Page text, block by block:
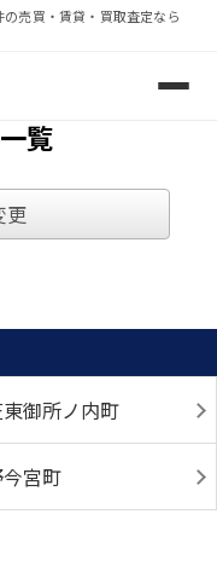
売買・賃貸・買取査定なら
建て・収益物件の売
覧
更
御所ノ内町
宮町